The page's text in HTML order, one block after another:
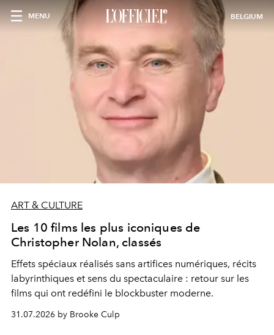
MENU BELGIUM
ART & CULTURE
Les 10 films les plus iconiques de
Christopher Nolan, classés
Effets spéciaux réalisés sans artifices numériques, récits
labyrinthiques et sens du spectaculaire : retour sur les
films qui ont redéfini le blockbuster moderne.
31.07.2026 by Brooke Culp